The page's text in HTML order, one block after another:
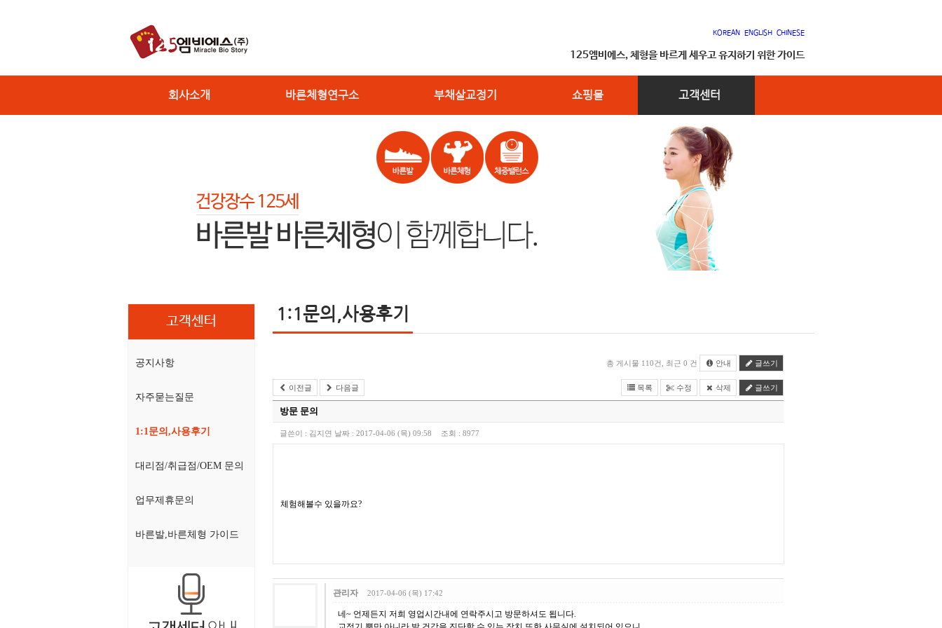
KOREAN ENGLISH CHINESE
125엠비에스, 체형을 바르게 세우고 유지하기 위한 가이드
회사소개 바른체형연구소 부채살교정기 쇼핑몰 고객센터
고객센터
공지사항
자주묻는질문
1:1문의,사용후기
대리점/취급점/OEM 문의
업무제휴문의
바른발,바른체형 가이드
1:1문의,사용후기
총 게시물 110건, 최근 0 건 안내 글쓰기
이전글 다음글 목록 수정 삭제 글쓰기
방문 문의
글쓴이 : 김지연 날짜 : 2017-04-06 (목) 09:58 조회 : 8977
체험해볼수 있을까요?
관리자 2017-04-06 (목) 17:42
네~ 언제든지 저희 영업시간내에 연락주시고 방문하셔도 됩니다.